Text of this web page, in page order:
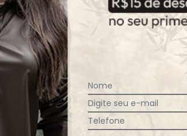
Ver todas as avaliações
Nome
Digite seu e-mail
Telefone